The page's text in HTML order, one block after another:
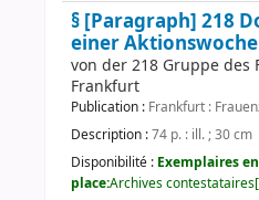
§ [Paragraph] 218
einer Aktionswoche
von der 218 Gruppe des
Frankfurt
Publication : Frankfurt :
Description :74 p. : ill. ; 30 cm
Disponibilité : Exemplaires
place:Archives